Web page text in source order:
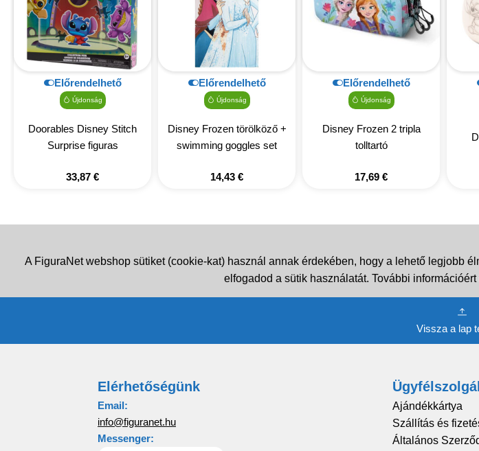
Előrendelhető
Újdonság
Doorables Disney Stitch
Surprise figuras
33,87 €
Előrendelhető
Újdonság
Disney Frozen törölköző +
swimming goggles set
14,43 €
Előrendelhető
Újdonság
Disney Frozen 2 tripla
tolltartó
17,69 €
A FiguraNet webshop sütiket (cookie-kat) használ annak érdekében, hogy a lehető legjobb
elfogadod a sütik használatát. További
Vissza a lap
Elérhetőségünk
Email:
info@figuranet.hu
Messenger:
Ajándékkártya
Szállítás és
Általános